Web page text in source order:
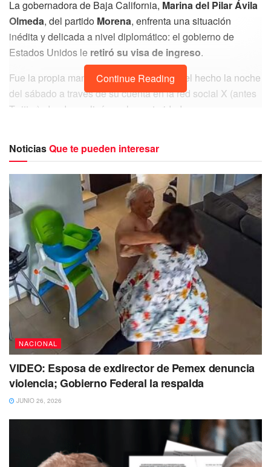
La gobernadora de Baja California, Marina del Pilar Ávila
Olmeda, del partido Morena, enfrenta una situación
inédita y delicada a nivel diplomático: el gobierno de
Estados Unidos le retiró su visa de ingreso.
Fue la propia mandataria quien confirmó el hecho la noche
del sábado a través de su cuenta en la red social X (antes
Twitter), donde explicó que las autoridades
Te recomendamos leer:
entre autobús de personal y van turística deja varios
heridos en la carretera Playa del Carmen-Tulum
El caso adquiere mayor relevancia al saberse queCarlos
Torres Torres, esposo de la gobernadora, también fue
objeto de la misma medida horas antes.
Ambos han intentado minimizar el impacto de la noticia,
asegurando que se trata de “temas administrativos” y una
“situación compleja entre ambas naciones”, sin entrar en
detalles.
Transformación con sentido: inauguran
paradero y rutas para estudiantes en Villas
Rivierahttps://t.co/piQ1MmPR7V
— playaaldia (@playaaldia)May 9, 2025
El silencio oficial y la falta de explicaciones claras generan
preguntas incómodas:
Continue Reading
NoticiasQue te pueden interesar
NACIONAL
VIDEO: Esposa de exdirector de Pemex denuncia
violencia; Gobierno Federal la respalda
JUNIO 26, 2026